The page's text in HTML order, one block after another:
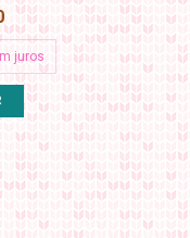
juros